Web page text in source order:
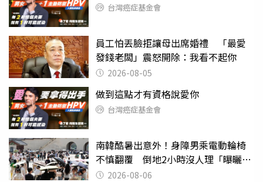
台灣癌症基金會
員工怕丟臉拒讓母出席婚禮 「最愛
發錢老闆」震怒開除：我看不起你
2026-08-05
做到這點才有資格說愛你
台灣癌症基金會
南韓酷暑出意外！身障男乘電動輪椅
不慎翻覆 倒地2小時沒人理「曝曬
亡」2026-08-06